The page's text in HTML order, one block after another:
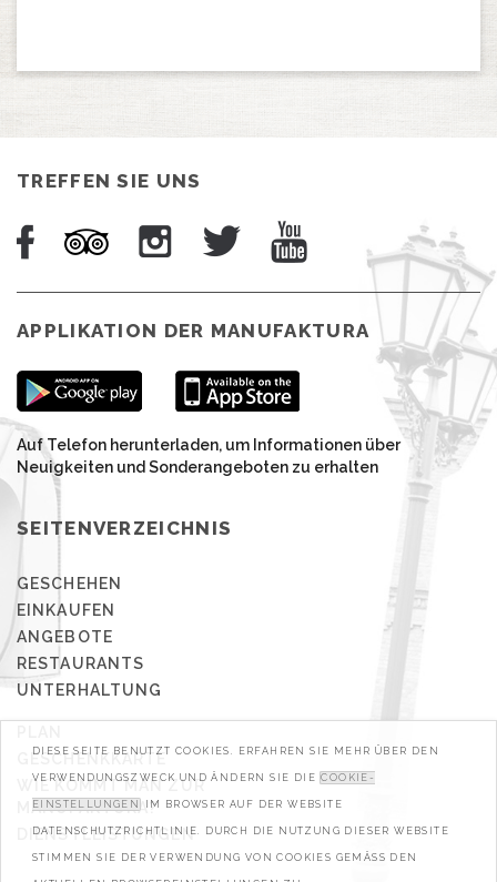
TREFFEN SIE UNS
APPLIKATION DER MANUFAKTURA
Auf Telefon herunterladen, um Informationen über
Neuigkeiten und Sonderangeboten zu erhalten
SEITENVERZEICHNIS
GESCHEHEN
EINKAUFEN
ANGEBOTE
RESTAURANTS
UNTERHALTUNG
GESCHENKKARTE
WIE KOMMT MAN ZUR
MANUFAKTURA?
DIENSTLEISTUNGEN
DIESE SEITE BENUTZT COOKIES. ERFAHREN SIE MEHR ÜBER DEN
VERWENDUNGSZWECK UND ÄNDERN SIE DIE COOKIE-
EINSTELLUNGEN IM BROWSER AUF DER WEBSITE
DATENSCHUTZRICHTLINIE. DURCH DIE NUTZUNG DIESER WEBSITE
STIMMEN SIE DER VERWENDUNG VON COOKIES GEMÄSS DEN A